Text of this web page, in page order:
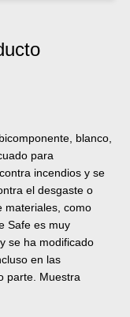
blanco,
para
incendios y se
el desgaste o
materiales, como
Safe es muy
se ha modificado
en las
parte. Muestra
química y no